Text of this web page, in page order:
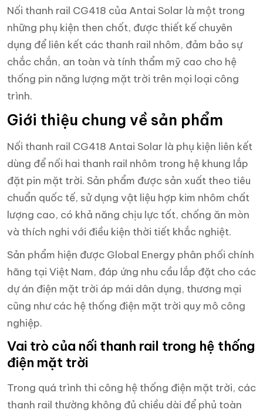
Nối thanh rail CG418 của Antai Solar là một trong
những phụ kiện then chốt, được thiết kế chuyên
dụng để liên kết các thanh rail nhôm, đảm bảo sự
chắc chắn, an toàn và tính thẩm mỹ cao cho hệ
thống pin năng lượng mặt trời trên mọi loại công
trình.
Giới thiệu chung về sản phẩm
Nối thanh rail CG418 Antai Solar là phụ kiện liên kết
dùng để nối hai thanh rail nhôm trong hệ khung lắp
đặt pin mặt trời. Sản phẩm được sản xuất theo tiêu
chuẩn quốc tế, sử dụng vật liệu hợp kim nhôm chất
lượng cao, có khả năng chịu lực tốt, chống ăn mòn
và thích nghi với điều kiện thời tiết khắc nghiệt.
Sản phẩm hiện được Global Energy phân phối chính
hãng tại Việt Nam, đáp ứng nhu cầu lắp đặt cho các
dự án điện mặt trời áp mái dân dụng, thương mại
cũng như các hệ thống điện mặt trời quy mô công
nghiệp.
Vai trò của nối thanh rail trong hệ thống
điện mặt trời
Trong quá trình thi công hệ thống điện mặt trời, các
thanh rail thường không đủ chiều dài để phủ toàn